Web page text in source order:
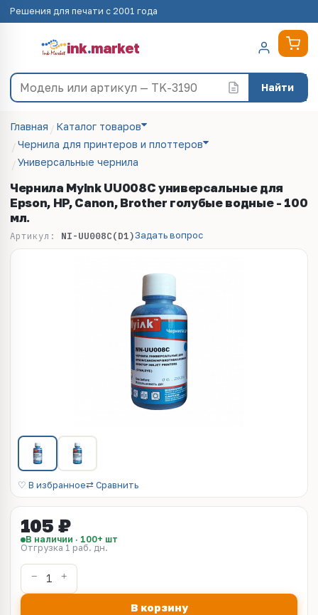
Решения для печати с 2001 года
ink.market
Найти
Главная
Каталог товаров
Чернила для принтеров и плоттеров
Универсальные чернила
Чернила MyInk UU008C универсальные для
Epson, HP, Canon, Brother голубые водные - 100
мл.
Артикул: NI-UU008C(D1)Задать вопрос
♡ В избранное⇄ Сравнить
105 ₽
В наличии · 100+ шт
Отгрузка 1 раб. дн.
В корзину